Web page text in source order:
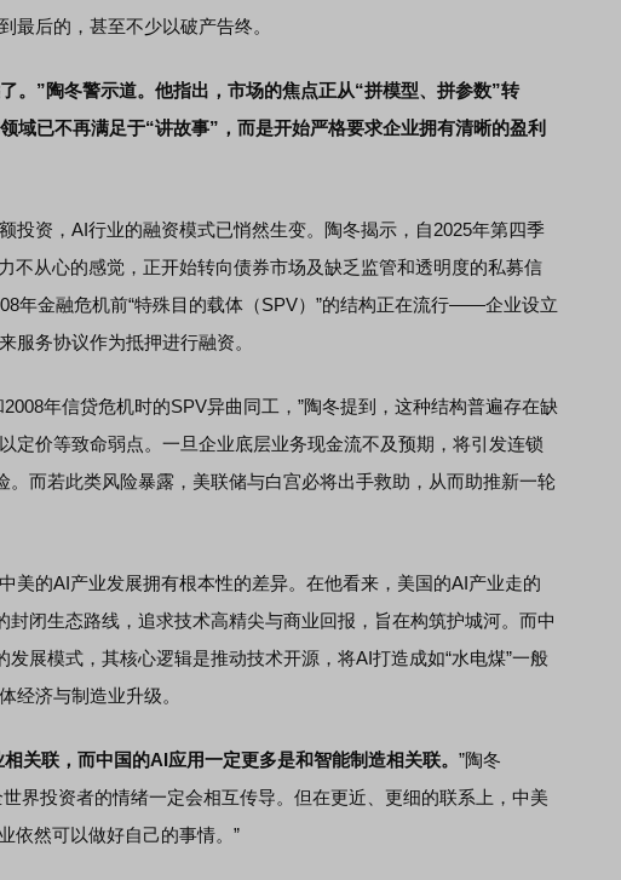
最后的，甚至不少以破产告终。
。”陶冬警示道。他指出，市场的焦点正从“拼模型、拼参数”转
域已不再满足于“讲故事”，而是开始严格要求企业拥有清晰的盈利
资，AI行业的融资模式已悄然生变。陶冬揭示，自2025年第四季
不从心的感觉，正开始转向债券市场及缺乏监管和透明度的私募信
年金融危机前“特殊目的载体（SPV）”的结构正在流行——企业设立
服务协议作为抵押进行融资。
年信贷危机时的SPV异曲同工，”陶冬提到，这种结构普遍存在缺
定价等致命弱点。一旦企业底层业务现金流不及预期，将引发连锁
。而若此类风险暴露，美联储与白宫必将出手救助，从而助推新一轮
的AI产业发展拥有根本性的差异。在他看来，美国的AI产业走的
封闭生态路线，追求技术高精尖与商业回报，旨在构筑护城河。而中
发展模式，其核心逻辑是推动技术开源，将AI打造成如“水电煤”一般
经济与制造业升级。
关联，而中国的AI应用一定更多是和智能制造相关联。 ”陶冬
界投资者的情绪一定会相互传导。但在更近、更细的联系上，中美
依然可以做好自己的事情。”